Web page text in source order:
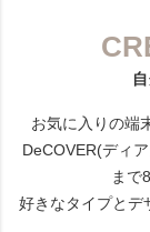
お気に入りの端
DeCOVER(ディ
まで
好きなタイプとデ